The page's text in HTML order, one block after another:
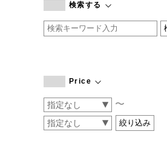
by basics
CATWORTH
COGTHEBIGSMOKE
CONVERSE
DEAN & DELUCA
検索する
Price
〜